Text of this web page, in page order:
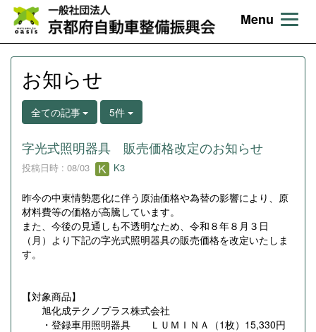
Menu
お知らせ
全ての記事 5件
字光式照明器具 販売価格改定のお知らせ
投稿日時 : 08/03 K3
昨今の中東情勢悪化に伴う原油価格や為替の影響により、原
材料費等の価格が高騰しています。
また、今後の見通しも不透明なため、令和８年８月３日
（月）より下記の字光式照明器具の販売価格を改定いたしま
す。
【対象商品】
旭化成テクノプラス株式会社
・登録車用照明器具 ＬＵＭＩＮＡ（1枚）15,330円